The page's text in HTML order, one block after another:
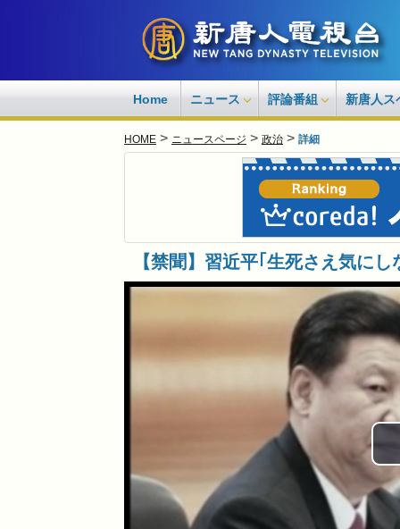
Home ニュース 評論番組 新唐人ス
HOME > ニュースページ > 政治 > 詳細
【禁聞】習近平｢生死さえ気に